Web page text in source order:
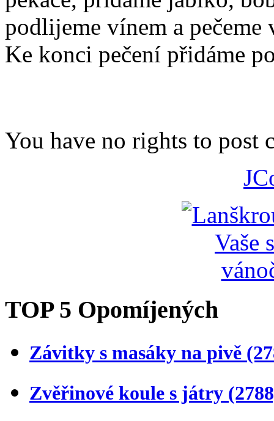
podlijeme vínem a pečeme
Ke konci pečení přidáme
You have no rights to post
TOP 5 Opomíjených
Závitky s masáky na pivě
Zvěřinové koule s játry